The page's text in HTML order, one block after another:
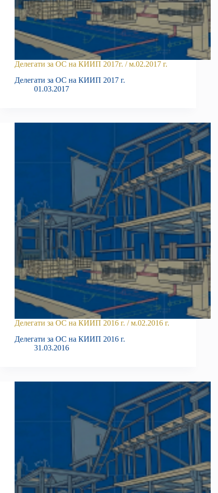
Делегати за ОС на КИИП 2017г. / м.02.2017 г.
Делегати за ОС на КИИП 2017 г.
01.03.2017
Делегати за ОС на КИИП 2016 г. / м.02.2016 г.
Делегати за ОС на КИИП 2016 г.
31.03.2016